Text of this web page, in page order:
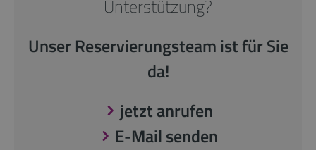
Unterstützung?
Unser Reservierungsteam ist für Sie
da!
jetzt anrufen
E-Mail senden